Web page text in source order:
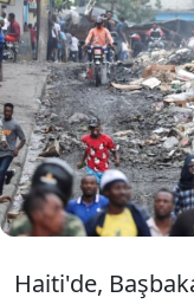
Haiti'de,